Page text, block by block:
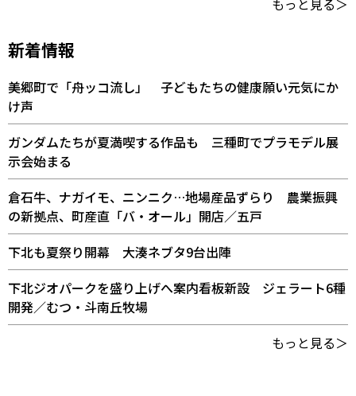
新着情報
美郷町で「舟ッコ流し」 子どもたちの健康願い元気にか
け声
ガンダムたちが夏満喫する作品も 三種町でプラモデル展
示会始まる
倉石牛、ナガイモ、ニンニク…地場産品ずらり 農業振興
の新拠点、町産直「バ・オール」開店／五戸
下北も夏祭り開幕 大湊ネブタ9台出陣
下北ジオパークを盛り上げへ案内看板新設 ジェラート6種
開発／むつ・斗南丘牧場
もっと見る＞